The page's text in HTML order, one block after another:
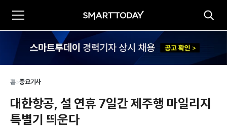
홈>중요기사
대한항공, 설 연휴 7일간 제주행 마일리지
특별기 띄운다